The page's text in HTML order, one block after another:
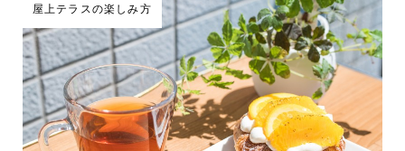
屋上テラスの楽しみ方